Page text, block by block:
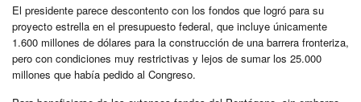
El presidente parece descontento con los fondos que logró para su
proyecto estrella en el presupuesto federal, que incluye únicamente
1.600 millones de dólares para la construcción de una barrera fronteriza,
pero con condiciones muy restrictivas y lejos de sumar los 25.000
millones que había pedido al Congreso.